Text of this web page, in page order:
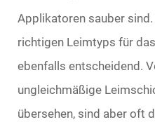
Applikatoren sauber
richtigen Leimtyps für
ebenfalls entscheidend.
ungleichmäßige
übersehen, sind aber oft